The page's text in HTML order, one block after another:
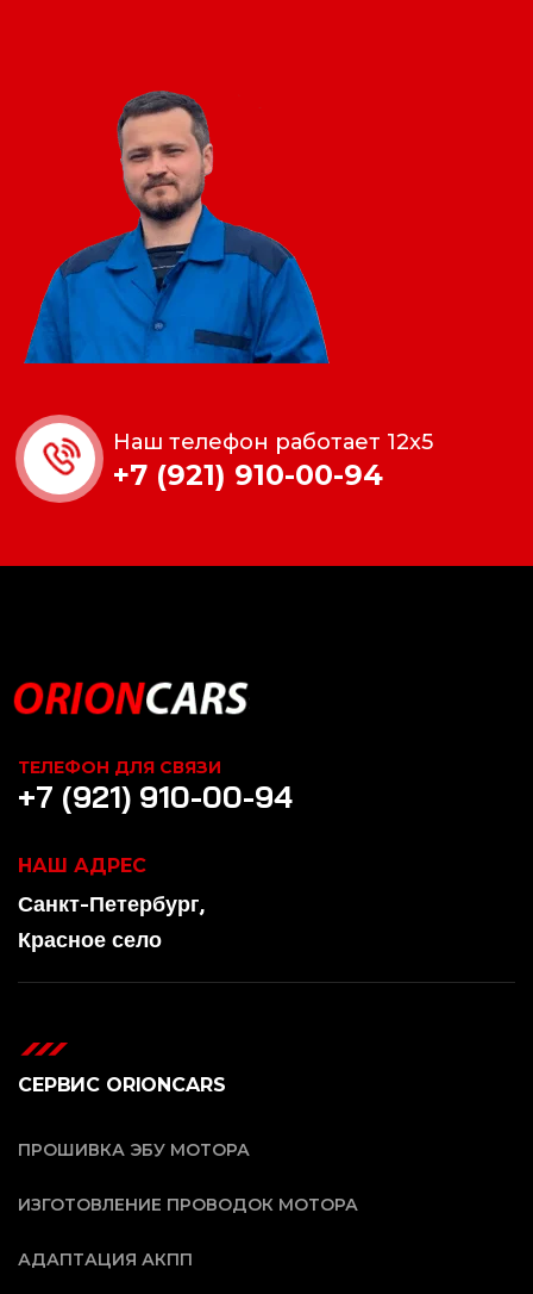
Наш телефон работает 12x5
+7 (921) 910-00-94
ТЕЛЕФОН ДЛЯ СВЯЗИ
+7 (921) 910-00-94
НАШ АДРЕС
Санкт-Петербург,
Красное село
СЕРВИС ORIONCARS
ПРОШИВКА ЭБУ МОТОРА
ИЗГОТОВЛЕНИЕ ПРОВОДОК МОТОРА
АДАПТАЦИЯ АКПП